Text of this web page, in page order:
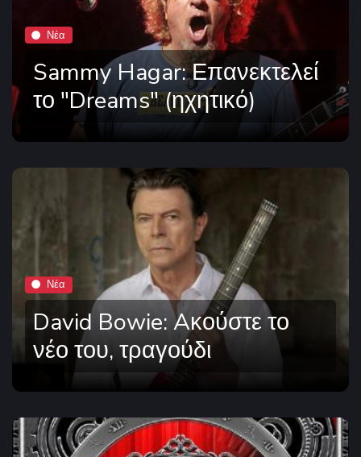
Νέα
Sammy Hagar: Επανεκτελεί
το "Dreams" (ηχητικό)
Νέα
David Bowie: Aκούστε το
νέο του, τραγούδι